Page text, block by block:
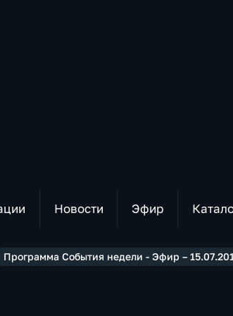
Новости Эфир
Программа События недели - Эфир –